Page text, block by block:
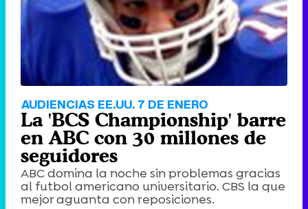
AUDIENCIAS EE.UU. 7 DE ENERO
La 'BCS Championship' barre
en ABC con 30 millones de
seguidores
ABC domina la noche sin problemas gracias
al futbol americano universitario. CBS la que
mejor aguanta con reposiciones.